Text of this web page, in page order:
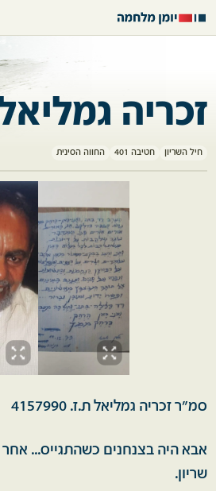
זכריה
חיל השריון חטיבה 401 החווה הסינית
סמ"ר זכריה גמליאל ת.ז. 4157990
אבא היה בצנחנים כשהתגייס... אחר
שריון.